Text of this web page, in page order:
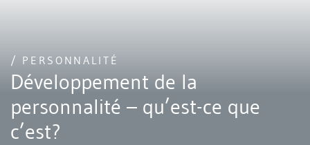
/ PERSONNALITÉ
Développement de la
personnalité – qu’est-ce que
c’est?